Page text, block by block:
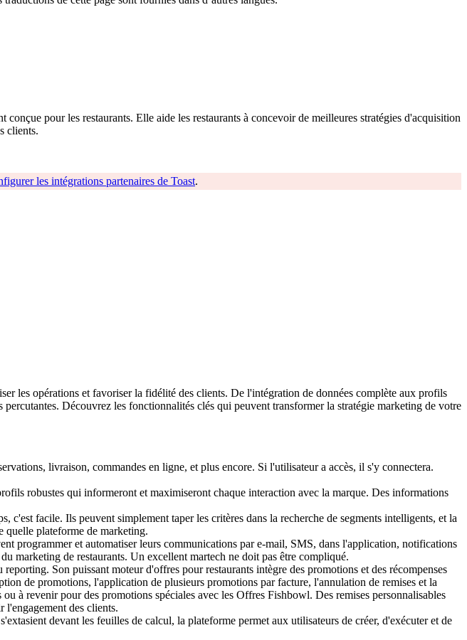
pour les restaurants. Elle aide les restaurants à concevoir de meilleures stratégies d'acquisition
clients.
les intégrations partenaires de Toast.
les opérations et favoriser la fidélité des clients. De l'intégration de données complète aux profils
Découvrez les fonctionnalités clés qui peuvent transformer la stratégie marketing de votre
livraison, commandes en ligne, et plus encore. Si l'utilisateur a accès, il s'y connectera.
robustes qui informeront et maximiseront chaque interaction avec la marque. Des informations
facile. Ils peuvent simplement taper les critères dans la recherche de segments intelligents, et la
quelle plateforme de marketing.
programmer et automatiser leurs communications par e-mail, SMS, dans l'application, notifications
marketing de restaurants. Un excellent martech ne doit pas être compliqué.
Son puissant moteur d'offres pour restaurants intègre des promotions et des récompenses
de promotions, l'application de plusieurs promotions par facture, l'annulation de remises et la
à revenir pour des promotions spéciales avec les Offres Fishbowl. Des remises personnalisables
l'engagement des clients.
devant les feuilles de calcul, la plateforme permet aux utilisateurs de créer, d'exécuter et de